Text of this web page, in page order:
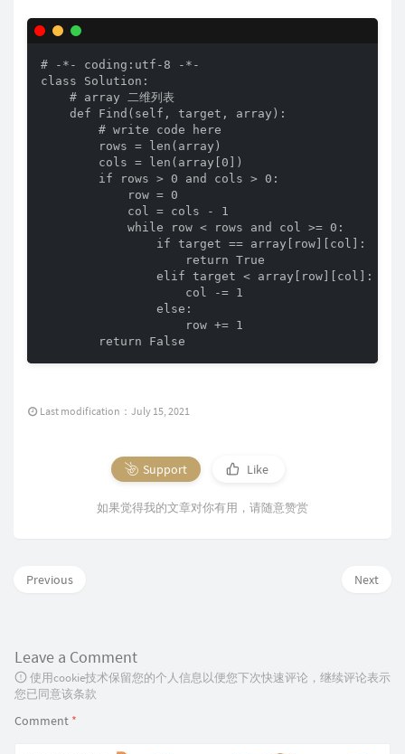
# -*- coding:utf-8 -*-
class Solution:
    # array 二维列表
    def Find(self, target, array):
        # write code here
        rows = len(array)
        cols = len(array[0])
        if rows > 0 and cols > 0:
            row = 0
            col = cols - 1
            while row < rows and col >= 0:
                if target == array[row][col]:
                    return True
                elif target < array[row][col]:
                    col -= 1
                else:
                    row += 1
        return False
Last modification：July 15, 2021
Support Like
如果觉得我的文章对你有用，请随意赞赏
Next
Previous
Leave a Comment
使用cookie技术保留您的个人信息以便您下次快速评论，继续评论表示
您已同意该条款
Comment *